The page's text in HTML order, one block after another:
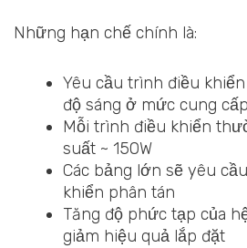
Những hạn chế chính là:
Yêu cầu trình điều
độ sáng ở mức cung
Mỗi trình điều khiển
suất ~ 150W
Các bảng lớn sẽ yêu
khiển phân tán
Tăng độ phức tạp của
giảm hiệu quả lắp đặt